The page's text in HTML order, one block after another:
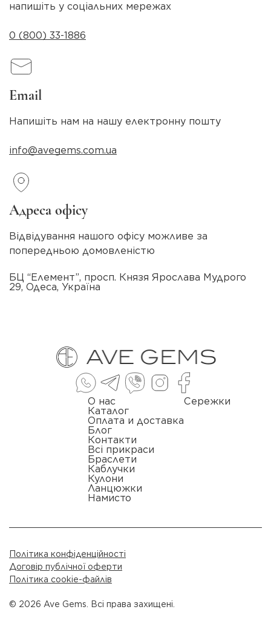
напишіть у соціальних мережах
0 (800) 33-1886
Email
Напишіть нам на нашу електронну пошту
info@avegems.com.ua
Адреса офісу
Відвідування нашого офісу можливе за
попередньою домовленістю
БЦ “Елемент”, просп. Князя Ярослава Мудрого
29, Одеса, Україна
О нас
Каталог
Оплата и доставка
Блог
Контакти
Всі прикраси
Браслети
Каблучки
Кулони
Ланцюжки
Намисто
Сережки
© 2026 Ave Gems. Всі права захищені.
Політика конфіденційності
Договір публічної оферти
Політика cookie-файлів